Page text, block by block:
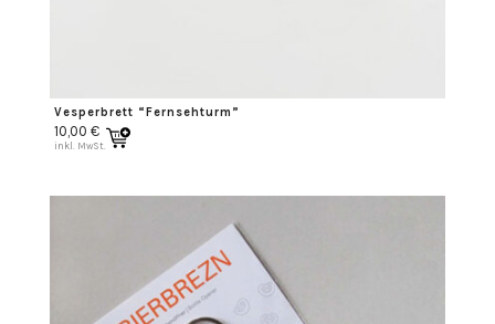
Vesperbrett “Fernsehturm”
10,00 €
inkl. MwSt.